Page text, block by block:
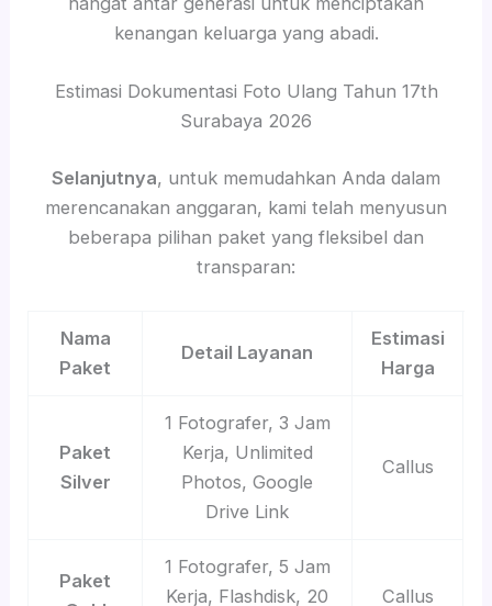
kenangan keluarga yang abadi.
Estimasi Dokumentasi Foto Ulang Tahun 17th
Surabaya 2026
Selanjutnya, untuk memudahkan Anda dalam
merencanakan anggaran, kami telah menyusun
beberapa pilihan paket yang fleksibel dan
transparan:
Nama
Paket
Detail Layanan
Estimasi
Harga
Paket
Silver
1 Fotografer, 3 Jam
Kerja, Unlimited
Photos, Google
Drive Link
Callus
Paket
1 Fotografer, 5 Jam
Kerja, Flashdisk, 20
Callus